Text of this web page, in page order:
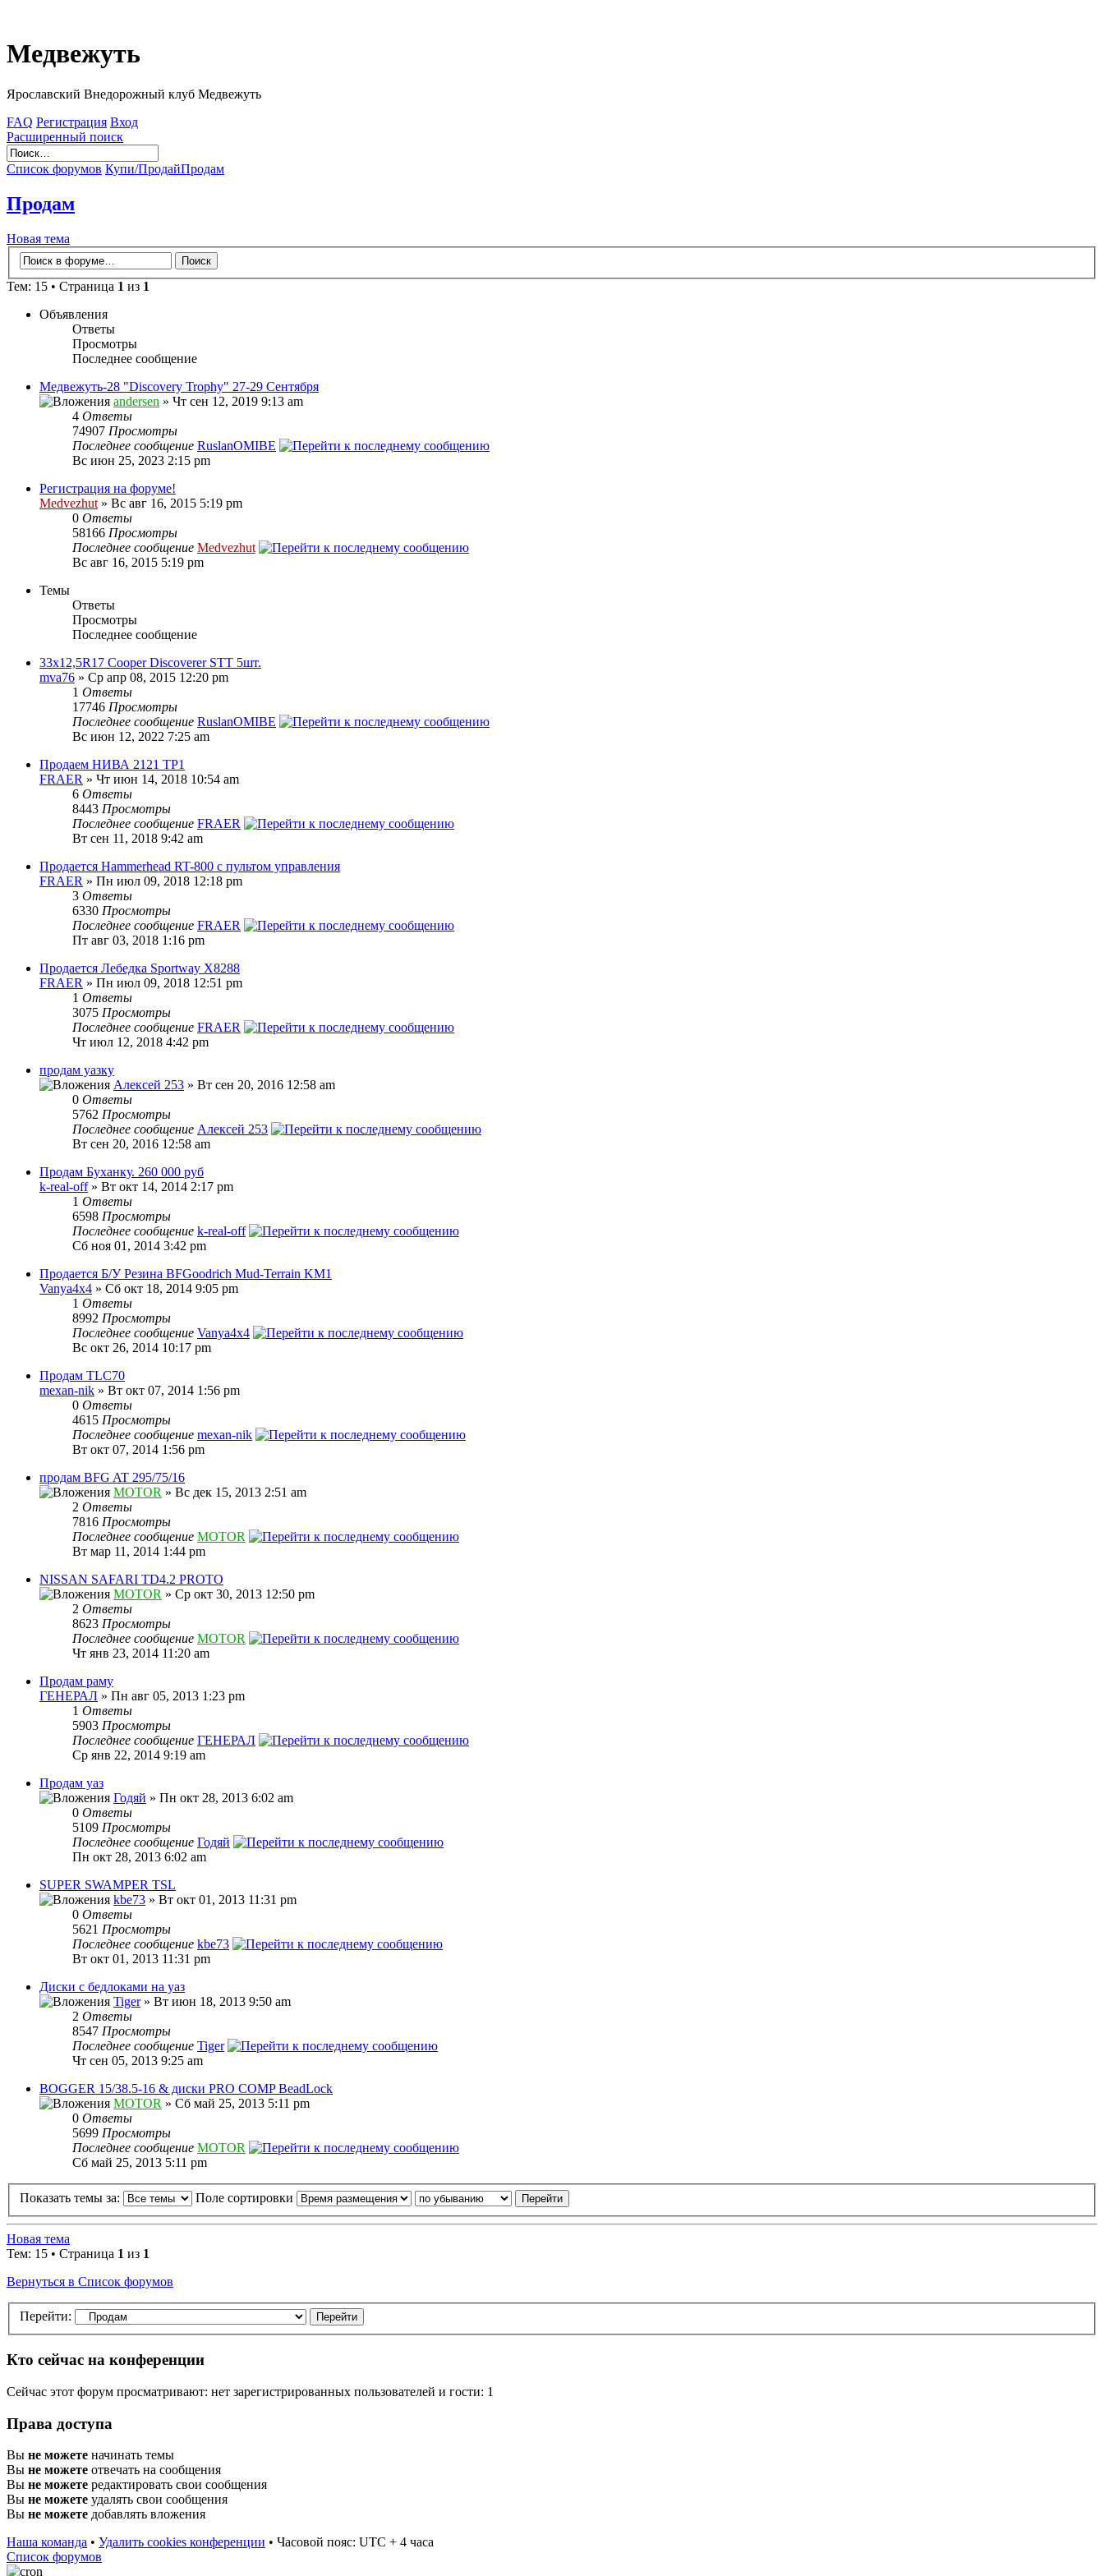
Медвежуть
Ярославский Внедорожный клуб Медвежуть
FAQ Регистрация Вход
Расширенный поиск
Список форумов Купи/ПродайПродам
Продам
Новая тема
Тем: 15 • Страница 1 из 1
Объявления
Ответы
Просмотры
Последнее сообщение
Медвежуть-28 "Discovery Trophy" 27-29 Сентября
andersen » Чт сен 12, 2019 9:13 am
4 Ответы
74907 Просмотры
Последнее сообщение RuslanOMIBE
Вс июн 25, 2023 2:15 pm
Регистрация на форуме!
Medvezhut » Вс авг 16, 2015 5:19 pm
0 Ответы
58166 Просмотры
Последнее сообщение Medvezhut
Вс авг 16, 2015 5:19 pm
Темы
Ответы
Просмотры
Последнее сообщение
33х12,5R17 Cooper Discoverer STT 5шт.
mva76 » Ср апр 08, 2015 12:20 pm
1 Ответы
17746 Просмотры
Последнее сообщение RuslanOMIBE
Вс июн 12, 2022 7:25 am
Продаем НИВА 2121 ТР1
FRAER » Чт июн 14, 2018 10:54 am
6 Ответы
8443 Просмотры
Последнее сообщение FRAER
Вт сен 11, 2018 9:42 am
Продается Hammerhead RT-800 с пультом управления
FRAER » Пн июл 09, 2018 12:18 pm
3 Ответы
6330 Просмотры
Последнее сообщение FRAER
Пт авг 03, 2018 1:16 pm
Продается Лебедка Sportway X8288
FRAER » Пн июл 09, 2018 12:51 pm
1 Ответы
3075 Просмотры
Последнее сообщение FRAER
Чт июл 12, 2018 4:42 pm
продам уазку
Алексей 253 » Вт сен 20, 2016 12:58 am
0 Ответы
5762 Просмотры
Последнее сообщение Алексей 253
Вт сен 20, 2016 12:58 am
Продам Буханку. 260 000 руб
k-real-off» Вт окт 14, 2014 2:17 pm
1 Ответы
6598 Просмотры
Последнее сообщение k-real-off
Сб ноя 01, 2014 3:42 pm
Продается Б/У Резина BFGoodrich Mud-Terrain KM1
Vanya4x4 » Сб окт 18, 2014 9:05 pm
1 Ответы
8992 Просмотры
Последнее сообщение Vanya4x4
Вс окт 26, 2014 10:17 pm
Продам TLC70
mexan-nik » Вт окт 07, 2014 1:56 pm
0 Ответы
4615 Просмотры
Последнее сообщение mexan-nik
Вт окт 07, 2014 1:56 pm
продам BFG AT 295/75/16
MOTOR » Вс дек 15, 2013 2:51 am
2 Ответы
7816 Просмотры
Последнее сообщение MOTOR
Вт мар 11, 2014 1:44 pm
NISSAN SAFARI TD4.2 PROTO
MOTOR » Ср окт 30, 2013 12:50 pm
2 Ответы
8623 Просмотры
Последнее сообщение MOTOR
Чт янв 23, 2014 11:20 am
Продам раму
ГЕНЕРАЛ » Пн авг 05, 2013 1:23 pm
1 Ответы
5903 Просмотры
Последнее сообщение ГЕНЕРАЛ
Ср янв 22, 2014 9:19 am
Продам уаз
Годяй » Пн окт 28, 2013 6:02 am
0 Ответы
5109 Просмотры
Последнее сообщение Годяй
Пн окт 28, 2013 6:02 am
SUPER SWAMPER TSL
kbe73 » Вт окт 01, 2013 11:31 pm
0 Ответы
5621 Просмотры
Последнее сообщение kbe73
Вт окт 01, 2013 11:31 pm
Диски с бедлоками на уаз
Tiger» Вт июн 18, 2013 9:50 am
2 Ответы
8547 Просмотры
Последнее сообщение Tiger
Чт сен 05, 2013 9:25 am
BOGGER 15/38.5-16 & диски PRO COMP BeadLock
MOTOR » Сб май 25, 2013 5:11 pm
0 Ответы
5699 Просмотры
Последнее сообщение MOTOR
Сб май 25, 2013 5:11 pm
Показать темы за: Поле сортировки
Новая тема
Тем: 15 • Страница 1 из 1
Вернуться в Список форумов
Перейти:
Кто сейчас на конференции
Сейчас этот форум просматривают: нет зарегистрированных пользователей и гости: 1
Права доступа
Вы не можете начинать темы
Вы не можете отвечать на сообщения
Вы не можете редактировать свои сообщения
Вы не можете удалять свои сообщения
Вы не можете добавлять вложения
Наша команда • Удалить cookies конференции • Часовой пояс: UTC + 4 часа
Список форумов